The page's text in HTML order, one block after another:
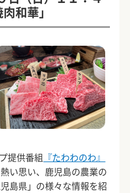
和華」
提供番組 『たわわのわ』
い思い、鹿児島の農業の
島県」の様々な情報を紹